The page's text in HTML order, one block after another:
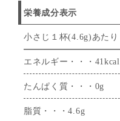
栄養成分表示
小さじ１杯(4.6g)あたり
エネルギー・・・41kcal
たんぱく質・・・0g
脂質・・・4.6g